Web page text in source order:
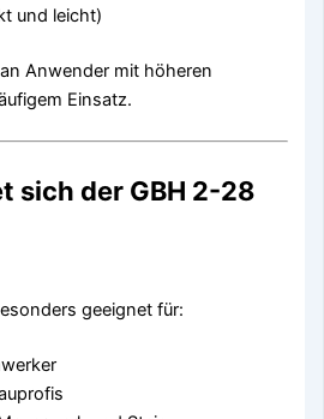
und leicht)
Anwender mit höheren
Einsatz.
sich der GBH 2-28
geeignet für: